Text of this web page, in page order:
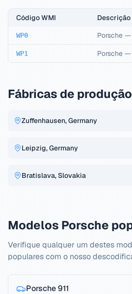
Código WMI Descrição
WP0 Porsche —
WP1 Porsche —
Fábricas de
Zuffenhausen, Germany
Leipzig, Germany
Bratislava, Slovakia
Modelos Porsche
Verifique qualquer um destes
populares com o nosso
Porsche911